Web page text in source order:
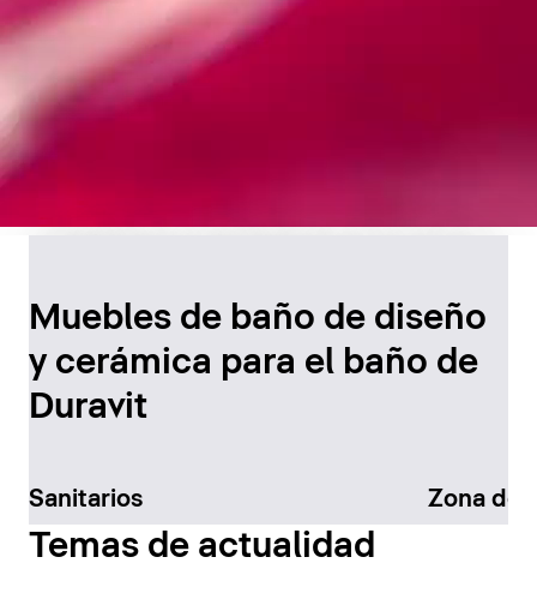
el baño
Descúbralo ahora
Muebles de baño de diseño
y cerámica para el baño de
Duravit
Sanitarios Zona de
Temas de actualidad